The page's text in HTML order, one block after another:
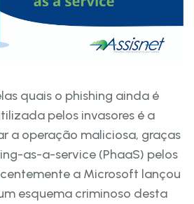
quais o phishing ainda é
pelos invasores é a
a operação maliciosa, graças
as-a-service (PhaaS) pelos
a Microsoft lançou
esquema criminoso desta